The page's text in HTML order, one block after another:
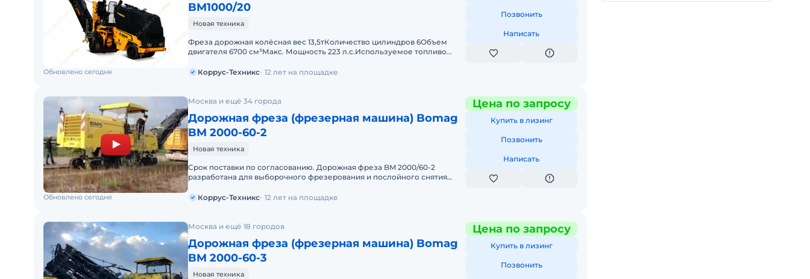
BM1000/20
Новая техника
Фреза дорожная колёсная вес 13,5тКоличество цилиндров 6Объем
двигателя 6700 см³Макс. Мощность 223 л.с.Используемое топливо
Позвонить
Написать
Обновлено сегодня Коррус-Техникс 12 лет на площадке
Москва и ещё 34 города
Дорожная фреза (фрезерная машина) Bomag
BM 2000-60-2
Новая техника
Срок поставки по согласованию. Дорожная фреза BM 2000/60-2
разработана для выборочного фрезерования и послойного снятия
Цена по запросу
Купить в лизинг
Позвонить
Написать
Обновлено сегодня Коррус-Техникс 12 лет на площадке
Москва и ещё 18 городов
Дорожная фреза (фрезерная машина) Bomag
BM 2000-60-3
Новая техника
Цена по запросу
Купить в лизинг
Позвонить